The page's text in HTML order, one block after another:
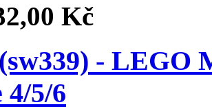
Kč
- LEGO
4/5/6